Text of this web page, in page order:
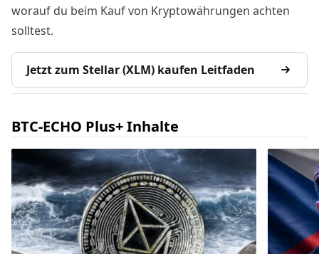
worauf du beim Kauf von Kryptowährungen achten
solltest.
Jetzt zum Stellar (XLM) kaufen Leitfaden
BTC-ECHO Plus+ Inhalte